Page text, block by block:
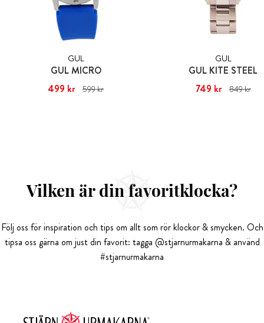
GUL
GUL MICRO
Nuvarande pris: 499 kr
499 kr 599 kr
GUL
GUL KITE STEEL
Nuvarande pris: 749 kr
749 kr 849 kr
Vilken är din favoritklocka?
Följ oss för inspiration och tips om allt som rör klockor & smycken. Och
tipsa oss gärna om just din favorit: tagga @stjarnurmakarna & använd
#stjarnurmakarna